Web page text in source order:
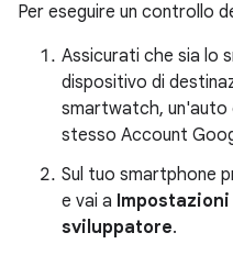
Per eseguire un controllo
Assicurati che sia lo
dispositivo di
smartwatch, un'auto
stesso Account
Sul tuo smartphone
e vai a Impostazioni
sviluppatore.